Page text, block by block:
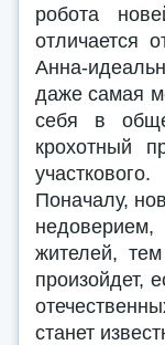
робота
отличается
Анна-
даже самая
себя в
крохотный
участкового.
Поначалу,
жителей,
произойдет,
станет